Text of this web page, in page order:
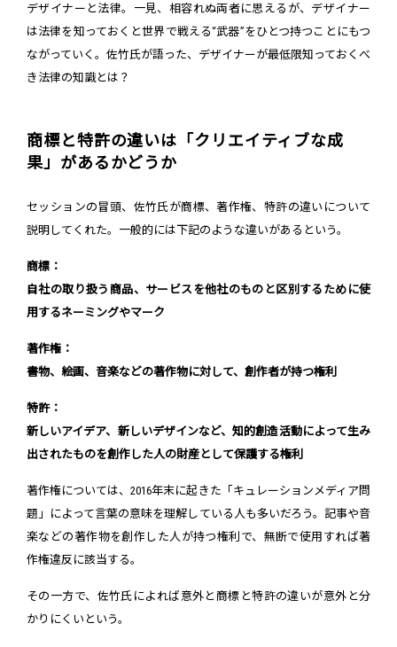
デザイナーと法律。一見、相容れぬ両者に思えるが、デザイナー
は法律を知っておくと世界で戦える“武器”をひとつ持つことにもつ
ながっていく。佐竹氏が語った、デザイナーが最低限知っておくべ
き法律の知識とは？
商標と特許の違いは「クリエイティブな成
果」があるかどうか
セッションの冒頭、佐竹氏が商標、著作権、特許の違いについて
説明してくれた。一般的には下記のような違いがあるという。
商標：
自社の取り扱う商品、サービスを他社のものと区別するために使
用するネーミングやマーク
著作権：
書物、絵画、音楽などの著作物に対して、創作者が持つ権利
特許：
新しいアイデア、新しいデザインなど、知的創造活動によって生み
出されたものを創作した人の財産として保護する権利
著作権については、2016年末に起きた「キュレーションメディア問
題」によって言葉の意味を理解している人も多いだろう。記事や音
楽などの著作物を創作した人が持つ権利で、無断で使用すれば著
作権違反に該当する。
その一方で、佐竹氏によれば意外と商標と特許の違いが意外と分
かりにくいという。